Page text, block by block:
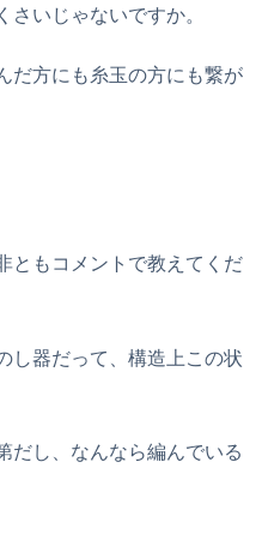
さいじゃないですか。
だ方にも糸玉の方にも繋が
ともコメントで教えてくだ
し器だって、構造上この状
だし、なんなら編んでいる